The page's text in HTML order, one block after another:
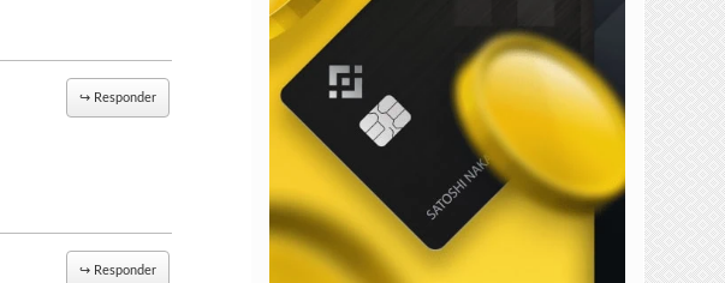
↪ Responder
↪ Responder